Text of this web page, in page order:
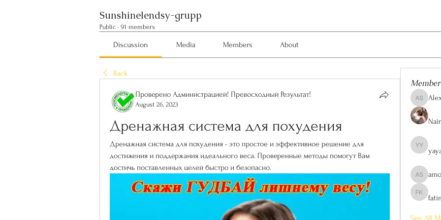
Sunshinelendsy-grupp
Public · 91 members
Discussion Media Members About
Back
Проверено Администрацией! Превосходный Результат!
August 26, 2023
Дренажная система для похудения
Дренажная система для похудения - это простое и эффективное решение для
достижения и поддержания идеального веса. Проверенные методы помогут Вам
достичь поставленных целей быстро и безопасно.
Alexis
yaya yaya
amol
fatima
See All